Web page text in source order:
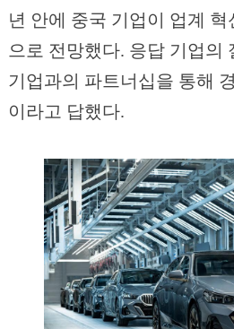
년 안에 중국 기업이 업계 혁
으로 전망했다. 응답 기업의
기업과의 파트너십을 통해
이라고 답했다.